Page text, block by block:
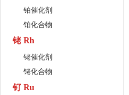
铂催化剂
铂化合物
铑 Rh
铑催化剂
铑化合物
钌 Ru